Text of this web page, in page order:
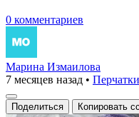
0 комментариев
Марина Измаилова
7 месяцев назад •
Поделиться Копировать